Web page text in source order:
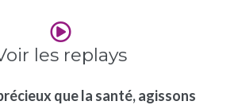
les replays
que la santé, agissons